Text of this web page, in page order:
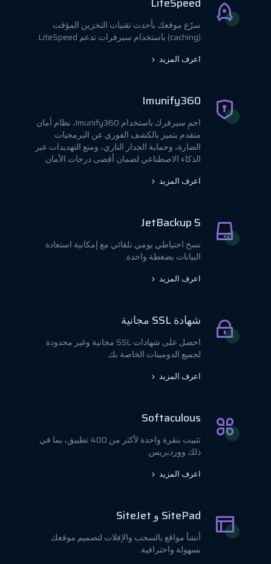
سرّع موقعك بأحدث تقنيات التخزين المؤقت
(caching) باستخدام سيرفرات تدعم LiteSpeed.
اعرف المزيد
Imunify360
احمِ سيرفرك باستخدام Imunify360، نظام أمان
متقدم يتميز بالكشف الفوري عن البرمجيات
الضارة، وحماية الجدار الناري، ومنع التهديدات عبر
الذكاء الاصطناعي لضمان أقصى درجات الأمان.
اعرف المزيد
JetBackup 5
نسخ احتياطي يومي تلقائي مع إمكانية استعادة
البيانات بضغطة واحدة.
اعرف المزيد
شهادة SSL مجانية
احصل على شهادات SSL مجانية وغير محدودة
لجميع الدومينات الخاصة بك.
اعرف المزيد
Softaculous
تثبيت بنقرة واحدة لأكثر من 400 تطبيق، بما في
ذلك ووردبريس.
اعرف المزيد
SitePad و SiteJet
أنشأ مواقع بالسحب والإفلات لتصميم موقعك
بسهولة واحترافية.